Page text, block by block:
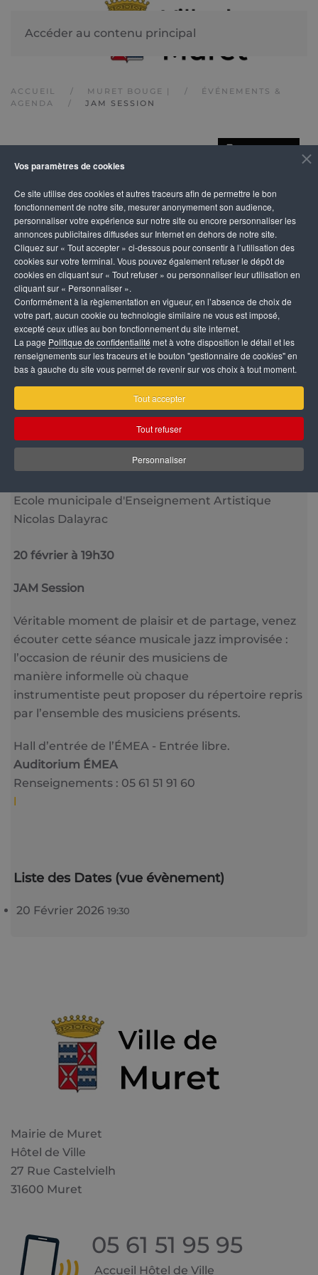
Vos paramètres de cookies
Ce site utilise des cookies et autres traceurs afin de permettre le bon
fonctionnement de notre site, mesurer anonymement son audience,
personnaliser votre expérience sur notre site ou encore personnaliser les
annonces publicitaires diffusées sur Internet en dehors de notre site.
Cliquez sur « Tout accepter » ci-dessous pour consentir à l’utilisation des
cookies sur votre terminal. Vous pouvez également refuser le dépôt de
cookies en cliquant sur « Tout refuser » ou personnaliser leur utilisation en
cliquant sur « Personnaliser ».
Conformément à la règlementation en vigueur, en l’absence de choix de
votre part, aucun cookie ou technologie similaire ne vous est imposé,
excepté ceux utiles au bon fonctionnement du site internet.
La page Politique de confidentialité met à votre disposition le détail et les
renseignements sur les traceurs et le bouton "gestionnaire de cookies" en
bas à gauche du site vous permet de revenir sur vos choix à tout moment.
Tout accepter
Tout refuser
Personnaliser
Accéder au contenu principal
ACCUEIL MURET BOUGE |
ÉVÉNEMENTS &
AGENDA
JAM SESSION
JAM session
Vie culturelle
Date
Ecole municipale d'Enseignement Artistique
Nicolas Dalayrac
20 février à 19h30
JAM Session
Véritable moment de plaisir et de partage, venez
écouter cette séance musicale jazz improvisée :
l’occasion de réunir des musiciens de
manière informelle où chaque
instrumentiste peut proposer du répertoire repris
par l’ensemble des musiciens présents.
Hall d’entrée de l’ÉMEA - Entrée libre.
Auditorium ÉMEA
Renseignements : 05 61 51 91 60
l
Liste des Dates (vue évènement)
20 Février 202619:30
Mairie de Muret
Hôtel de Ville
27 Rue Castelvielh
31600 Muret
05 61 51 95 95
Accueil Hôtel de Ville